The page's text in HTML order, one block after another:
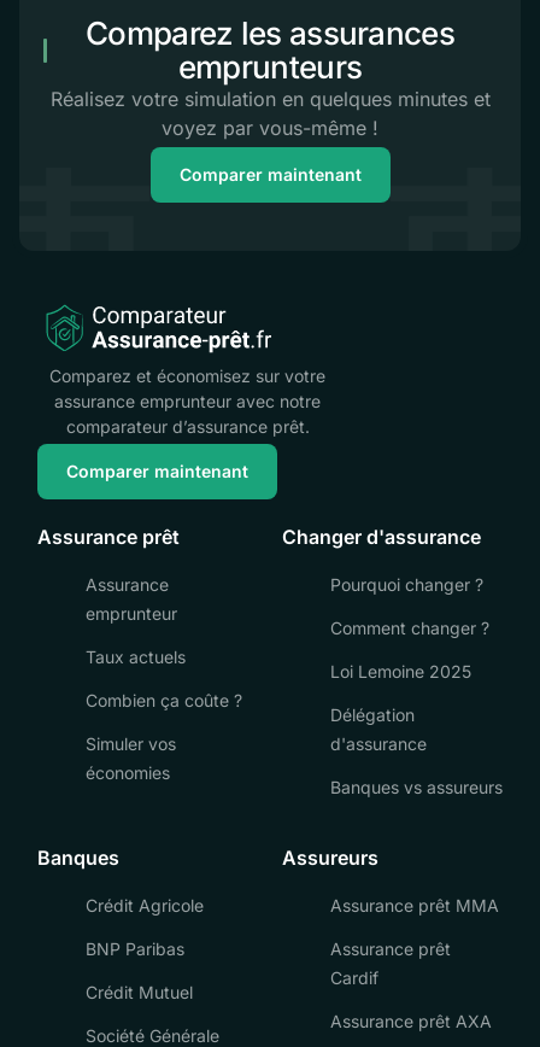
Comparez les assurances
emprunteurs
Réalisez votre simulation en quelques minutes et
voyez par vous-même !
Comparer maintenant
Comparez et économisez sur votre
assurance emprunteur avec notre
comparateur d’assurance prêt.
Comparer maintenant
Assurance prêt
Assurance
emprunteur
Taux actuels
Combien ça coûte ?
Simuler vos
économies
Changer d'assurance
Pourquoi changer ?
Comment changer ?
Loi Lemoine 2025
Délégation
d'assurance
Banques vs assureurs
Banques
Crédit Agricole
BNP Paribas
Crédit Mutuel
Société Générale
Assureurs
Assurance prêt MMA
Assurance prêt
Cardif
Assurance prêt AXA